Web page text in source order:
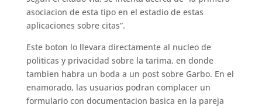
asociacion de esta tipo en el estadio de estas
aplicaciones sobre citas”.
Este boton lo llevara directamente al nucleo de
politicas y privacidad sobre la tarima, en donde
tambien habra un boda a un post sobre Garbo. En el
enamorado, las usuarios podran complacer un
formulario con documentacion basica en la pareja